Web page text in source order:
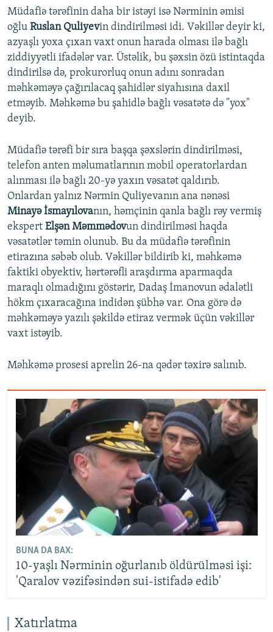
Müdafiə tərəfinin daha bir istəyi isə Nərminin əmisi
oğlu Ruslan Quliyevin dindirilməsi idi. Vəkillər deyir ki,
azyaşlı yoxa çıxan vaxt onun harada olması ilə bağlı
ziddiyyətli ifadələr var. Üstəlik, bu şəxsin özü istintaqda
dindirilsə də, prokurorluq onun adını sonradan
məhkəməyə çağırılacaq şahidlər siyahısına daxil
etməyib. Məhkəmə bu şahidlə bağlı vəsatətə də "yox"
deyib.
Müdafiə tərəfi bir sıra başqa şəxslərin dindirilməsi,
telefon anten məlumatlarının mobil operatorlardan
alınması ilə bağlı 20-yə yaxın vəsatət qaldırıb.
Onlardan yalnız Nərmin Quliyevanın ana nənəsi
Minayə İsmayılovanın, həmçinin qanla bağlı rəy vermiş
ekspert Elşən Məmmədovun dindirilməsi haqda
vəsatətlər təmin olunub. Bu da müdafiə tərəfinin
etirazına səbəb olub. Vəkillər bildirib ki, məhkəmə
faktiki obyektiv, hərtərəfli araşdırma aparmaqda
maraqlı olmadığını göstərir, Dadaş İmanovun ədalətli
hökm çıxaracağına indidən şübhə var. Ona görə də
məhkəməyə yazılı şəkildə etiraz vermək üçün vəkillər
vaxt istəyib.
Məhkəmə prosesi aprelin 26-na qədər təxirə salınıb.
BUNA DA BAX:
10-yaşlı Nərminin oğurlanıb öldürülməsi işi:
'Qaralov vəzifəsindən sui-istifadə edib'
Xatırlatma